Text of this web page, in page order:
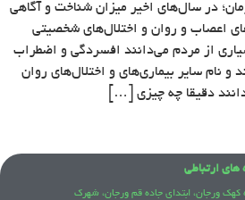
در سال‌های اخیر میزان شناخت و آگاهی
اعصاب و روان و اختلال‌های شخصیتی
از مردم می‌دانند افسردگی و اضطراب
و نام سایر بیماری‌های و اختلال‌های روان
دقیقا چه چیزی […]
های ارتباطی
ورجان، ابتدای جاده قم ورجان، شهرک